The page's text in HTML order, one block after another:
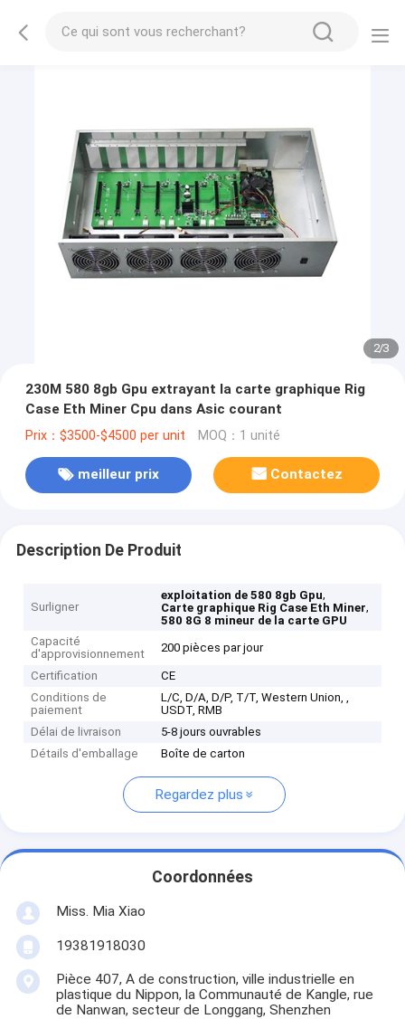
2/3
230M 580 8gb Gpu extrayant la carte graphique Rig
Case Eth Miner Cpu dans Asic courant
Prix：$3500-$4500 per unit MOQ：1 unité
meilleur prix Contactez
Description De Produit
Surligner
exploitation de 580 8gb Gpu,
Carte graphique Rig Case Eth Miner,
580 8G 8 mineur de la carte GPU
Capacité
d'approvisionnement
200 pièces par jour
Certification
CE
Conditions de
paiement
L/C, D/A, D/P, T/T, Western Union, ,
USDT, RMB
Délai de livraison
5-8 jours ouvrables
Détails d'emballage
Boîte de carton
Regardez plus
Coordonnées
Miss. Mia Xiao
19381918030
Pièce 407, A de construction, ville industrielle en
plastique du Nippon, la Communauté de Kangle, rue
de Nanwan, secteur de Longgang, Shenzhen